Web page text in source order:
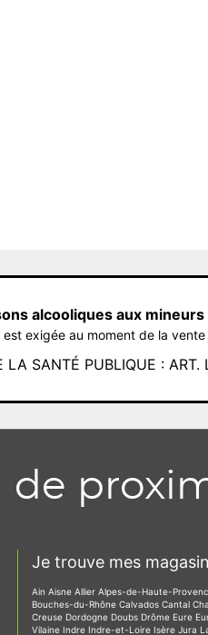
alcooliques aux mineurs
exigée au moment de la vente
LA SANTÉ PUBLIQUE :
de
Je trouve mes
Ain Aisne Allier Alpes-de-Haute-
Bouches-du-Rhône Calvados Cantal
Creuse Dordogne Doubs Drôme Eure
Vilaine Indre Indre-et-Loire Isère Jura